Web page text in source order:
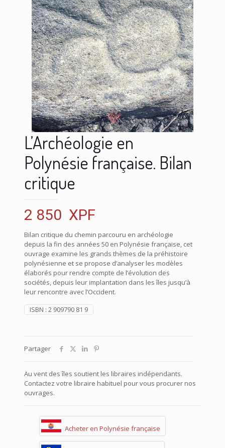
L’Archéologie en
Polynésie française. Bilan
critique
2 850 XPF
Bilan critique du chemin parcouru en archéologie
depuis la fin des années 50 en Polynésie française, cet
ouvrage examine les grands thèmes de la préhistoire
polynésienne et se propose d’analyser les modèles
élaborés pour rendre compte de l’évolution des
sociétés, depuis leur implantation dans les îles jusqu’à
leur rencontre avec l’Occident.
ISBN : 2 909790 81 9
Partager
Au vent des îles soutient les libraires indépendants.
Contactez votre libraire habituel pour vous procurer nos
ouvrages.
Acheter en Polynésie française